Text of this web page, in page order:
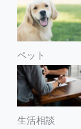
ペット
生活相談